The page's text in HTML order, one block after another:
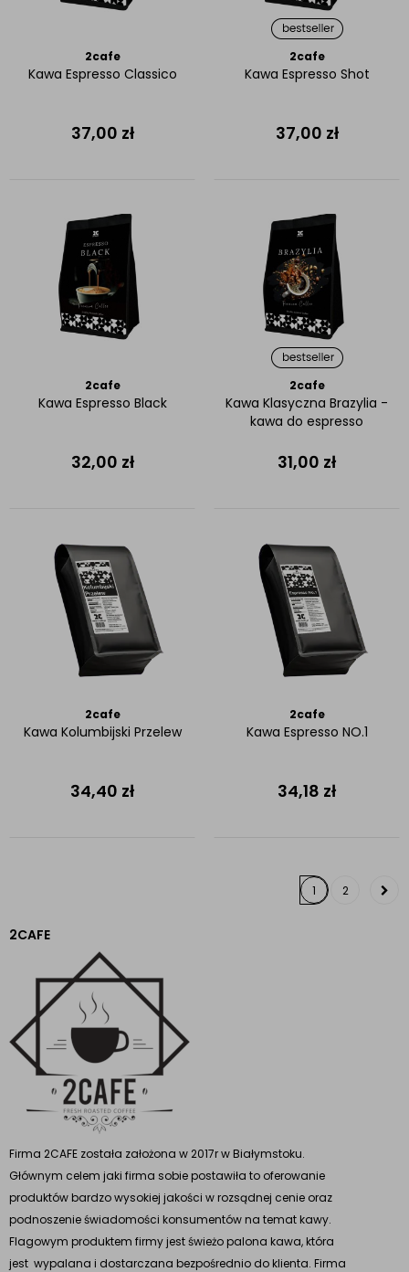
2cafe
Kawa Espresso Classico
37,00 zł
2cafe
Kawa Espresso Shot
37,00 zł
2cafe
Kawa Espresso Black
32,00 zł
2cafe
Kawa Klasyczna Brazylia -
kawa do espresso
31,00 zł
2cafe
Kawa Kolumbijski Przelew
34,40 zł
2cafe
Kawa Espresso NO.1
34,18 zł
1 2
2CAFE
Firma 2CAFE została założona w 2017r w Białymstoku.
Głównym celem jaki firma sobie postawiła to oferowanie
produktów bardzo wysokiej jakości w rozsądnej cenie oraz
podnoszenie świadomości konsumentów na temat kawy.
Flagowym produktem firmy jest świeżo palona kawa, która
jest wypalana i dostarczana bezpośrednio do klienta. Firma